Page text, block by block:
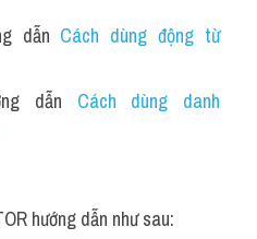
dẫn Cách dùng động từ
dẫn Cách dùng danh
hướng dẫn như sau: